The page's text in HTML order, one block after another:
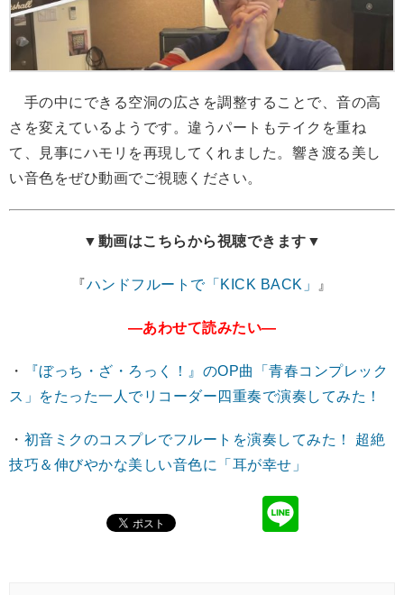
手の中にできる空洞の広さを調整することで、音の高
さを変えているようです。違うパートもテイクを重ね
て、見事にハモリを再現してくれました。響き渡る美し
い音色をぜひ動画でご視聴ください。
▼動画はこちらから視聴できます▼
『ハンドフルートで「KICK BACK」 』
―あわせて読みたい―
・
『ぼっち・ざ・ろっく！』のOP曲「青春コンプレック
ス」をたった一人でリコーダー四重奏で演奏してみた！
・ 初音ミクのコスプレでフルートを演奏してみた！ 超絶
技巧＆伸びやかな美しい音色に「耳が幸せ」